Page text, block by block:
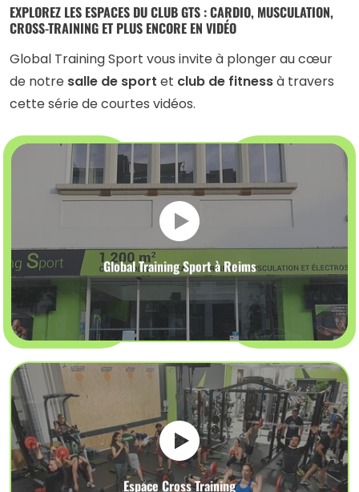
EXPLOREZ LES ESPACES DU CLUB GTS : CARDIO, MUSCULATION,
CROSS-TRAINING ET PLUS ENCORE EN VIDÉO
Global Training Sport vous invite à plonger au cœur
de notresalle de sportet club de fitnessà travers
cette série de courtes vidéos.
Global Training Sport à Reims
Espace Cross Training